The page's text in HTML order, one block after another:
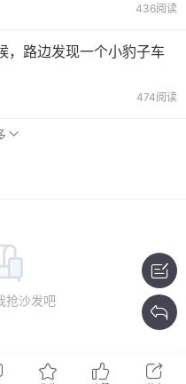
436阅读
，路边发现一个小豹子车
474阅读
抢沙发吧